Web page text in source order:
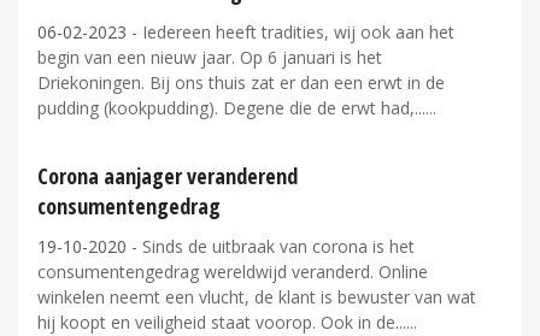
06-02-2023 - Iedereen heeft tradities, wij ook aan het
begin van een nieuw jaar. Op 6 januari is het
Driekoningen. Bij ons thuis zat er dan een erwt in de
pudding (kookpudding). Degene die de erwt had,...
Corona aanjager veranderend
consumentengedrag
19-10-2020 - Sinds de uitbraak van corona is het
consumentengedrag wereldwijd veranderd. Online
winkelen neemt een vlucht, de klant is bewuster van wat
hij koopt en veiligheid staat voorop. Ook in de...